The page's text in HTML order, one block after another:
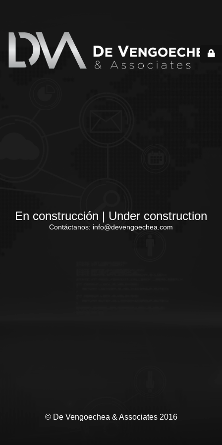
En construcción | Under construction
Contáctanos: info@devengoechea.com
© De Vengoechea & Associates 2016